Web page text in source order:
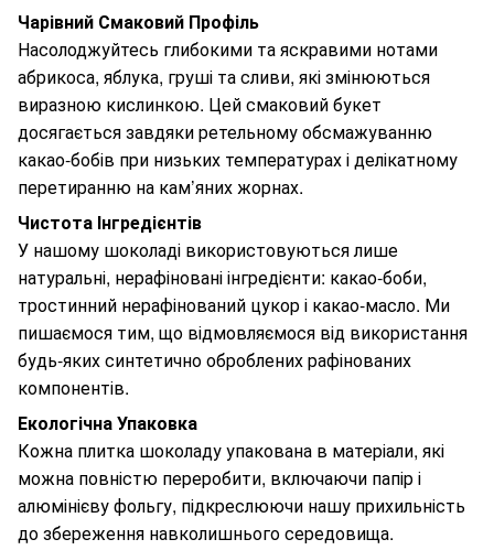
Чарівний Смаковий Профіль
Насолоджуйтесь глибокими та яскравими нотами
абрикоса, яблука, груші та сливи, які змінюються
виразною кислинкою. Цей смаковий букет
досягається завдяки ретельному обсмажуванню
какао-бобів при низьких температурах і делікатному
перетиранню на кам’яних жорнах.
Чистота Інгредієнтів
У нашому шоколаді використовуються лише
натуральні, нерафіновані інгредієнти: какао-боби,
тростинний нерафінований цукор і какао-масло. Ми
пишаємося тим, що відмовляємося від використання
будь-яких синтетично оброблених рафінованих
компонентів.
Екологічна Упаковка
Кожна плитка шоколаду упакована в матеріали, які
можна повністю переробити, включаючи папір і
алюмінієву фольгу, підкреслюючи нашу прихильність
до збереження навколишнього середовища.